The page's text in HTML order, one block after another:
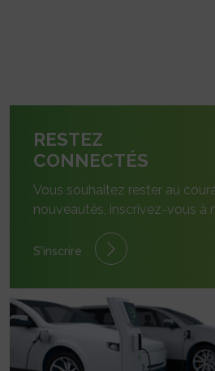
RESTEZ
CONNECTÉS
Vous souhaitez rester au
nouveautés, inscrivez-vous à
S'inscrire